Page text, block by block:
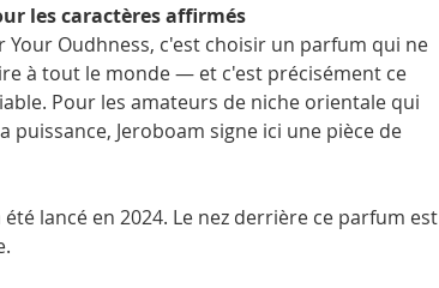
les caractères affirmés
Oudhness, c'est choisir un parfum qui ne
à tout le monde — et c'est précisément ce
Pour les amateurs de niche orientale qui
puissance, Jeroboam signe ici une pièce de
été lancé en 2024. Le nez derrière ce parfum est